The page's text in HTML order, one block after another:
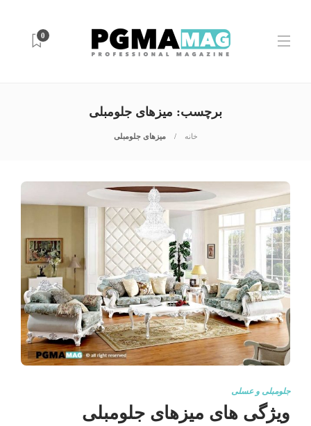
0
برچسب: میزهای جلومبلی
خانه میزهای جلومبلی
جلومبلی و عسلی
ویژگی های میزهای جلومبلی